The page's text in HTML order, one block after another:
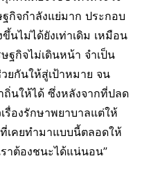
กิจกำลังแย่มาก ประกอบ
นไม่ได้ยังเท่าเดิม เหมือน
ฐกิจไม่เดินหน้า จำเป็น
ยกันให้สู่เป้าหมาย จน
ถิ่นให้ได้ ซึ่งหลังจากที่ปลด
รื่องรักษาพยาบาลแต่ให้
เคยทำมาแบบนี้ตลอดให้
าต้องชนะได้แน่นอน”